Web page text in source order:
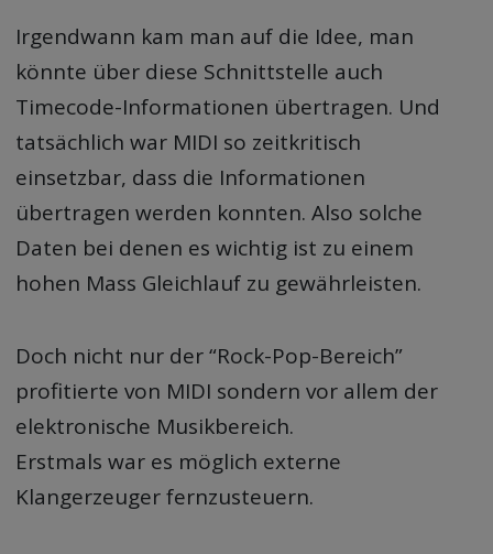
Irgendwann kam man auf die Idee, man
könnte über diese Schnittstelle auch
Timecode-Informationen übertragen. Und
tatsächlich war MIDI so zeitkritisch
einsetzbar, dass die Informationen
übertragen werden konnten. Also solche
Daten bei denen es wichtig ist zu einem
hohen Mass Gleichlauf zu gewährleisten.
Doch nicht nur der “Rock-Pop-Bereich”
profitierte von MIDI sondern vor allem der
elektronische Musikbereich.
Erstmals war es möglich externe
Klangerzeuger fernzusteuern.